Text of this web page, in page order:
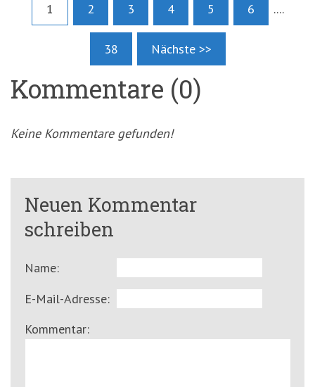
1 2 3 4 5 6 ....
38 Nächste >>
Kommentare (0)
Keine Kommentare gefunden!
Neuen Kommentar
schreiben
Name:
E-Mail-Adresse:
Kommentar: